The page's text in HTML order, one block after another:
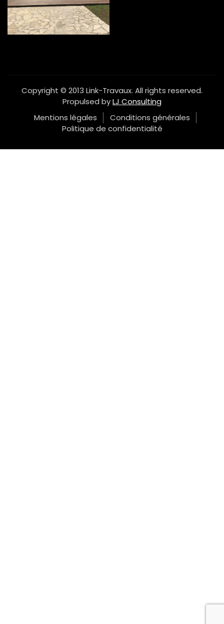
Copyright © 2013 Link-Travaux. All rights reserved.
Propulsed byLJ Consulting
Mentions légales
Conditions générales
Politique de confidentialité